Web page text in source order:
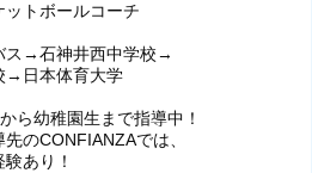
ットボールコーチ
ス→石神井西中学校→
→日本体育大学
ら幼稚園生まで指導中！
のCONFIANZAでは、
あり！